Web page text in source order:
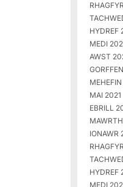
HYDREF
MEDI
AWST
MAI 2021
EBRILL
IONAWR
HYDREF
MEDI